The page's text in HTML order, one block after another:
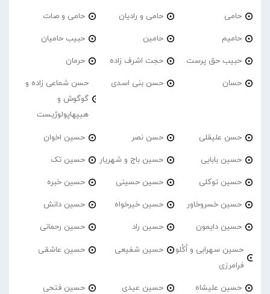
حامی حامی و رادیان حامی و صات
حامیم حامین حبیب حامیان
حبیب حق پرست حجت اشرف زاده حرمان
حسان حسن بنی اسدی
حسن شماعی زاده و
گوگوش و
هیپهاپولوژیست
حسن علیقلی حسن نصر حسین اخوان
حسین بابایی حسین باج و شهریار حسین تک
حسین توکلی حسین حسینی حسین خبره
حسین خسروخاور حسین خیرخواه حسین دانش
حسین دایمون حسین راد حسین رحمانی
حسین سهرابی و اُکُلو
فرامرزی
حسین شفیعی حسین عاشقی
حسین علیشاه حسین عیدی حسین فتحی